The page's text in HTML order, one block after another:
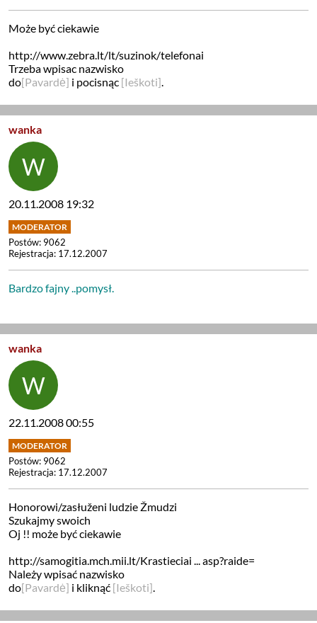
Może być ciekawie
http://www.zebra.lt/lt/suzinok/telefonai
Trzeba wpisac nazwisko
do[Pavardė] i pocisnąc [Ieškoti].
wanka
20.11.2008 19:32
Postów: 9062
Rejestracja: 17.12.2007
Bardzo fajny ..pomysł.
wanka
22.11.2008 00:55
Postów: 9062
Rejestracja: 17.12.2007
Honorowi/zasłuženi ludzie Žmudzi
Szukajmy swoich
Oj !! może być ciekawie
http://samogitia.mch.mii.lt/Krastieciai ... asp?raide=
Należy wpisać nazwisko
do[Pavardė] i kliknąć [Ieškoti].